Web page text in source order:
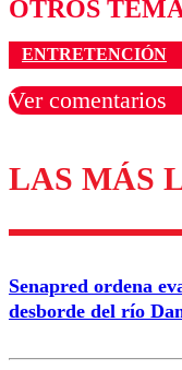
OTROS
ENTRETENCIÓN
Ver comentarios
Los
Nombre
Correo
LAS MÁS
Senapred ordena
desborde del río